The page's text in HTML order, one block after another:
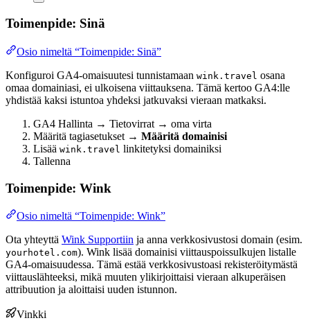
Toimenpide: Sinä
Osio nimeltä “Toimenpide: Sinä”
Konfiguroi GA4-omaisuutesi tunnistamaan wink.travel osana
omaa domainiasi, ei ulkoisena viittauksena. Tämä kertoo GA4:lle
yhdistää kaksi istuntoa yhdeksi jatkuvaksi vieraan matkaksi.
GA4 Hallinta → Tietovirrat → oma virta
Määritä tagiasetukset → Määritä domainisi
Lisää wink.travel linkitetyksi domainiksi
Tallenna
Toimenpide: Wink
Osio nimeltä “Toimenpide: Wink”
Ota yhteyttä Wink Supportiin ja anna verkkosivustosi domain (esim.
yourhotel.com). Wink lisää domainisi viittauspoissulkujen listalle
GA4-omaisuudessa. Tämä estää verkkosivustoasi rekisteröitymästä
viittauslähteeksi, mikä muuten ylikirjoittaisi vieraan alkuperäisen
attribuution ja aloittaisi uuden istunnon.
Vinkki